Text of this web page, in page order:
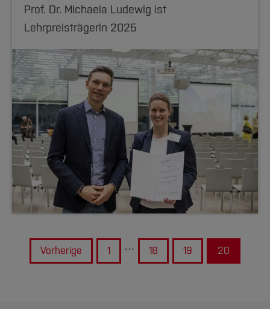
Prof. Dr. Michaela Ludewig ist
Lehrpreisträgerin 2025
Vorherige 1 … 18 19 20